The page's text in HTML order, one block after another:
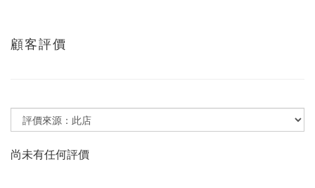
顧客評價
尚未有任何評價